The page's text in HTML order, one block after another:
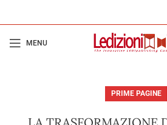
MENU
PRIME PAGINE